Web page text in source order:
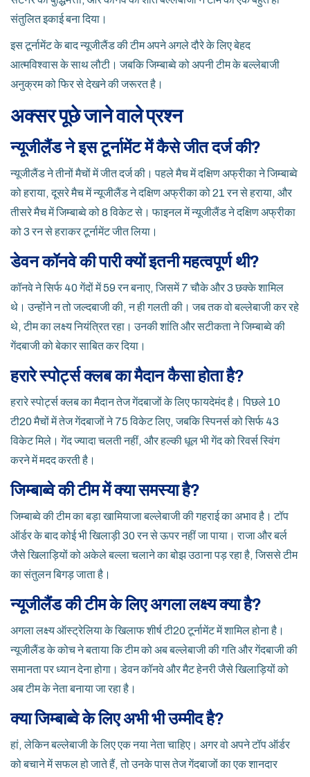
संतुलित इकाई बना दिया।
इस टूर्नामेंट के बाद न्यूजीलैंड की टीम अपने अगले दौरे के लिए बेहद
आत्मविश्वास के साथ लौटी। जबकि जिम्बाब्वे को अपनी टीम के बल्लेबाजी
अनुक्रम को फिर से देखने की जरूरत है।
अक्सर पूछे जाने वाले प्रश्न
न्यूजीलैंड ने इस टूर्नामेंट में कैसे जीत दर्ज की?
न्यूजीलैंड ने तीनों मैचों में जीत दर्ज की। पहले मैच में दक्षिण अफ्रीका ने जिम्बाब्वे
को हराया, दूसरे मैच में न्यूजीलैंड ने दक्षिण अफ्रीका को 21 रन से हराया, और
तीसरे मैच में जिम्बाब्वे को 8 विकेट से। फाइनल में न्यूजीलैंड ने दक्षिण अफ्रीका
को 3 रन से हराकर टूर्नामेंट जीत लिया।
डेवन कॉनवे की पारी क्यों इतनी महत्वपूर्ण थी?
कॉनवे ने सिर्फ 40 गेंदों में 59 रन बनाए, जिसमें 7 चौके और 3 छक्के शामिल
थे। उन्होंने न तो जल्दबाजी की, न ही गलती की। जब तक वो बल्लेबाजी कर रहे
थे, टीम का लक्ष्य नियंत्रित रहा। उनकी शांति और सटीकता ने जिम्बाब्वे की
गेंदबाजी को बेकार साबित कर दिया।
हरारे स्पोर्ट्स क्लब का मैदान कैसा होता है?
हरारे स्पोर्ट्स क्लब का मैदान तेज गेंदबाजों के लिए फायदेमंद है। पिछले 10
टी20 मैचों में तेज गेंदबाजों ने 75 विकेट लिए, जबकि स्पिनर्स को सिर्फ 43
विकेट मिले। गेंद ज्यादा चलती नहीं, और हल्की धूल भी गेंद को रिवर्स स्विंग
करने में मदद करती है।
जिम्बाब्वे की टीम में क्या समस्या है?
जिम्बाब्वे की टीम का बड़ा खामियाजा बल्लेबाजी की गहराई का अभाव है। टॉप
ऑर्डर के बाद कोई भी खिलाड़ी 30 रन से ऊपर नहीं जा पाया। राजा और बर्ल
जैसे खिलाड़ियों को अकेले बल्ला चलाने का बोझ उठाना पड़ रहा है, जिससे टीम
का संतुलन बिगड़ जाता है।
न्यूजीलैंड की टीम के लिए अगला लक्ष्य क्या है?
अगला लक्ष्य ऑस्ट्रेलिया के खिलाफ शीर्ष टी20 टूर्नामेंट में शामिल होना है।
न्यूजीलैंड के कोच ने बताया कि टीम को अब बल्लेबाजी की गति और गेंदबाजी की
समानता पर ध्यान देना होगा। डेवन कॉनवे और मैट हेनरी जैसे खिलाड़ियों को
अब टीम के नेता बनाया जा रहा है।
क्या जिम्बाब्वे के लिए अभी भी उम्मीद है?
हां, लेकिन बल्लेबाजी के लिए एक नया नेता चाहिए। अगर वो अपने टॉप ऑर्डर
को बचाने में सफल हो जाते हैं, तो उनके पास तेज गेंदबाजों का एक शानदार